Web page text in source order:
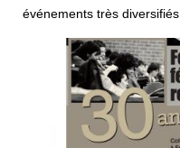
événements très diversifiés.